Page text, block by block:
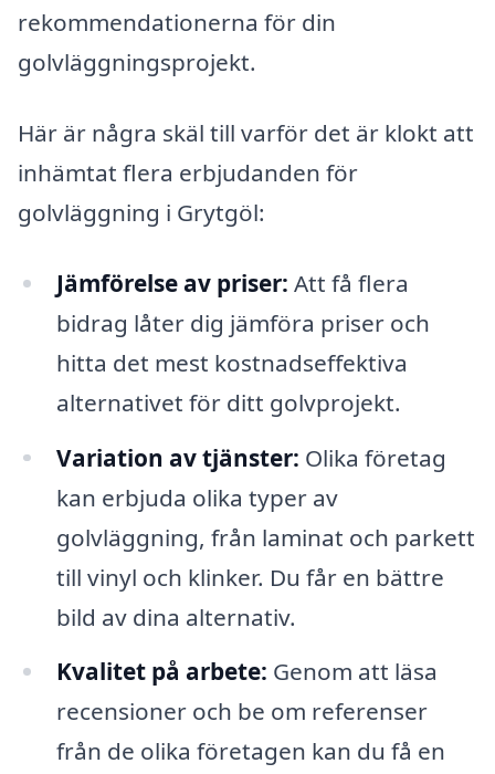
rekommendationerna för din
golvläggningsprojekt.
Här är några skäl till varför det är klokt att
inhämtat flera erbjudanden för
golvläggning i Grytgöl:
Jämförelse av priser: Att få flera
bidrag låter dig jämföra priser och
hitta det mest kostnadseffektiva
alternativet för ditt golvprojekt.
Variation av tjänster: Olika företag
kan erbjuda olika typer av
golvläggning, från laminat och parkett
till vinyl och klinker. Du får en bättre
bild av dina alternativ.
Kvalitet på arbete: Genom att läsa
recensioner och be om referenser
från de olika företagen kan du få en